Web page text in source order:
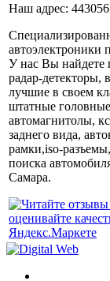
Наш адрес:
автоэлектроники
У нас Вы найдете
радар-детекторы,
лучшие в своем
штатные головные
автомагнитолы,
заднего вида,
рамки,iso-
поиска
Самара.